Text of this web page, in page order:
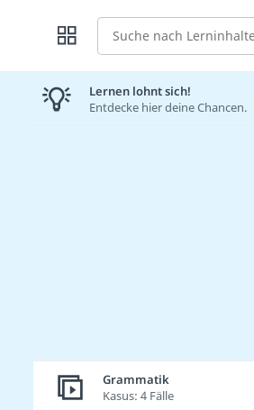
Suche
Lernen lohnt sich!
Entdecke hier deine Chancen.
Grammatik
Kasus: 4 Fälle